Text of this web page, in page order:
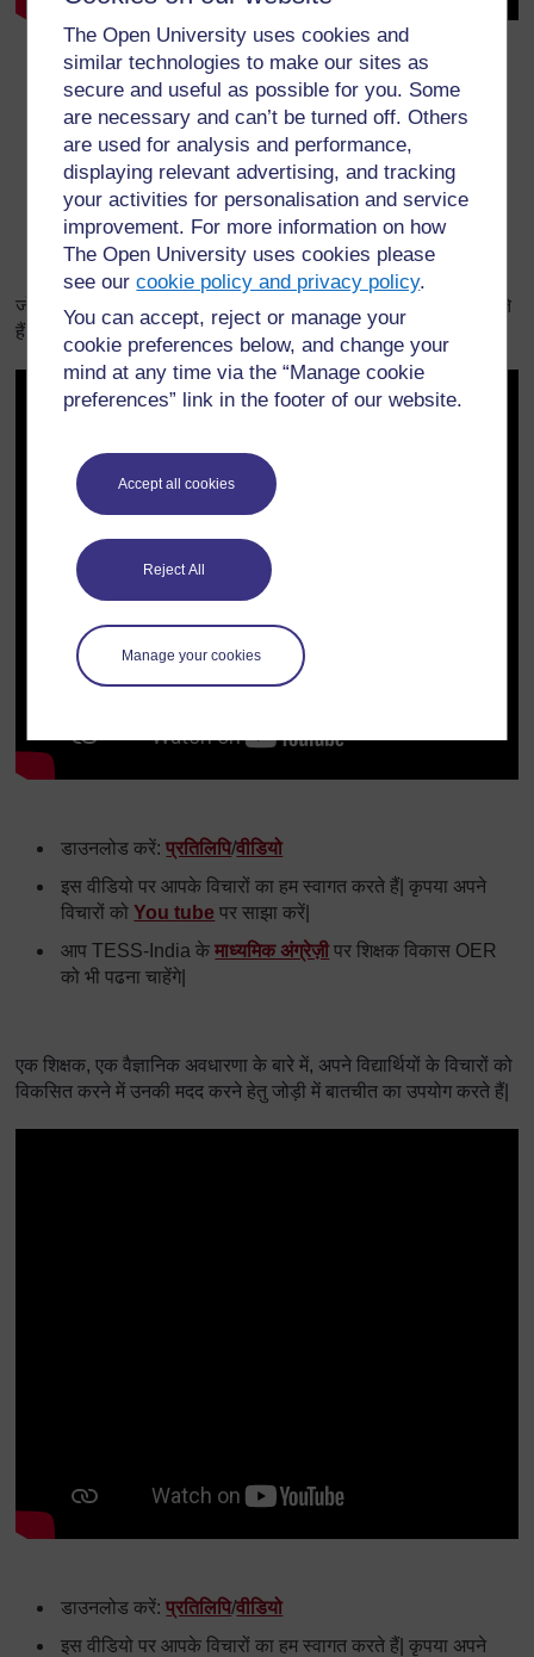
The Open University uses cookies and
similar technologies to make our sites as
secure and useful as possible for you. Some
are necessary and can’t be turned off. Others
are used for analysis and performance,
displaying relevant advertising, and tracking
your activities for personalisation and service
improvement. For more information on how
The Open University uses cookies please
see ourcookie policy and privacy policy.
You can accept, reject or manage your
cookie preferences below, and change your
mind at any time via the “Manage cookie
preferences” link in the footer of our website.
Accept all cookies
Reject All
Manage your cookies
डाउनलोड करें: प्रतिलिपि/वीडियो
इस वीडियो पर आपके विचारों का हम स्वागत करते हैं| कृपया अपने
विचारों कोYou tubeपर साझा करें|
आप TESS-India केप्राथमिक भाषा और साक्षरता पर शिक्षक
विकास OER को भी पढना चाहेंगे|
जोड़ी में कार्य की एक गतिविधि के दौरान विद्यार्थी अलग-अलग भूमिकाएँ निभाते
हैं|
डाउनलोड करें:प्रतिलिपि/वीडियो
इस वीडियो पर आपके विचारों का हम स्वागत करते हैं| कृपया अपने
विचारों कोYou tube पर साझा करें|
आप TESS-India केमाध्यमिक अंग्रेज़ीपर शिक्षक विकास OER
को भी पढना चाहेंगे|
एक शिक्षक, एक वैज्ञानिक अवधारणा के बारे में, अपने विद्यार्थियों के विचारों को
विकसित करने में उनकी मदद करने हेतु जोड़ी में बातचीत का उपयोग करते हैं|
डाउनलोड करें:प्रतिलिपि/वीडियो
इस वीडियो पर आपके विचारों का हम स्वागत करते हैं| कृपया अपने